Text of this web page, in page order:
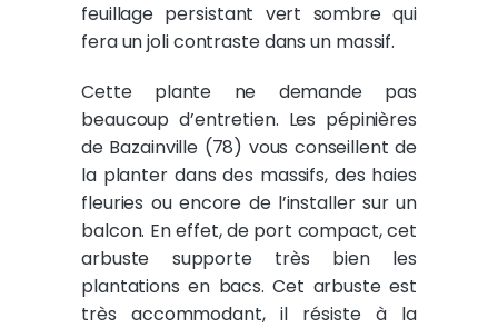
feuillage persistant vert sombre qui
fera un joli contraste dans un massif.
Cette plante ne demande pas
beaucoup d’entretien. Les pépinières
de Bazainville (78) vous conseillent de
la planter dans des massifs, des haies
fleuries ou encore de l’installer sur un
balcon. En effet, de port compact, cet
arbuste supporte très bien les
plantations en bacs. Cet arbuste est
très accommodant, il résiste à la